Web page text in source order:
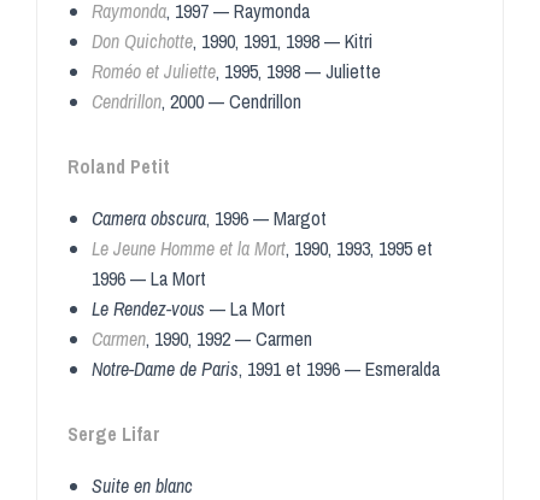
Raymonda, 1997 — Raymonda
Don Quichotte, 1990, 1991, 1998 — Kitri
Roméo et Juliette, 1995, 1998 — Juliette
Cendrillon, 2000 — Cendrillon
Roland Petit
Camera obscura, 1996 — Margot
Le Jeune Homme et la Mort, 1990, 1993, 1995 et
1996 — La Mort
Le Rendez-vous — La Mort
Carmen, 1990, 1992 — Carmen
Notre-Dame de Paris, 1991 et 1996 — Esmeralda
Serge Lifar
Suite en blanc